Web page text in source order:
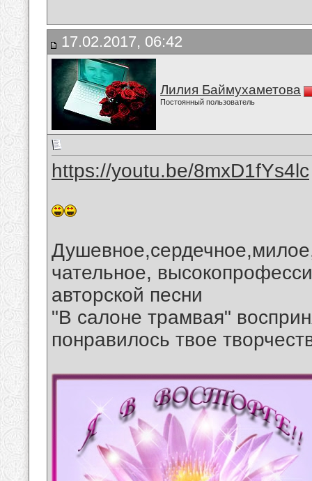
17.02.2017, 06:42
Лилия Баймухаметова
Постоянный пользователь
https://youtu.be/8mxD1fYs4lc
чательное,
авторской песни
"В салоне трамвая"
понравилось твое